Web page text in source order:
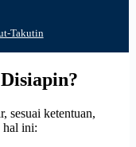
Takutin
sesuai ketentuan,
hal ini: